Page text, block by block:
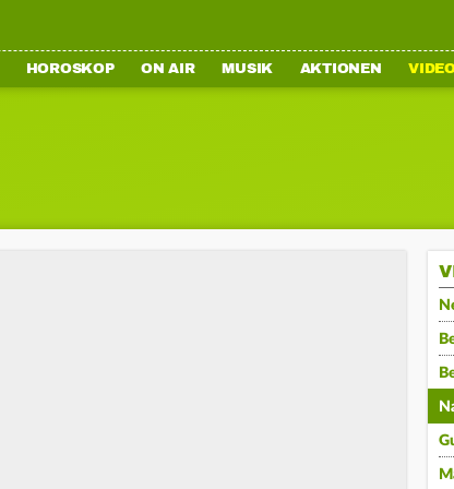
HOROSKOP ON AIR MUSIK AKTIONEN